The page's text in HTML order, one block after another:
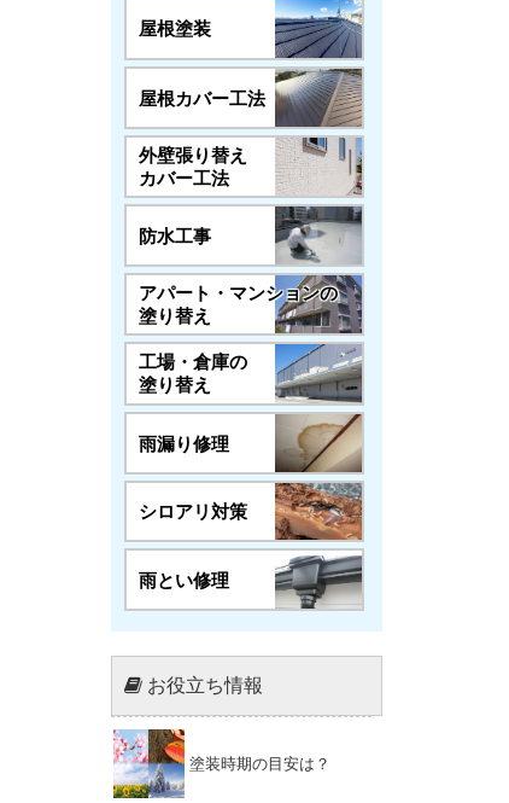
屋根塗装
屋根カバー工法
外壁張り替え
カバー工法
防水工事
アパート・マンションの
塗り替え
工場・倉庫の
塗り替え
雨漏り修理
シロアリ対策
雨とい修理
お役立ち情報
塗装時期の目安は？